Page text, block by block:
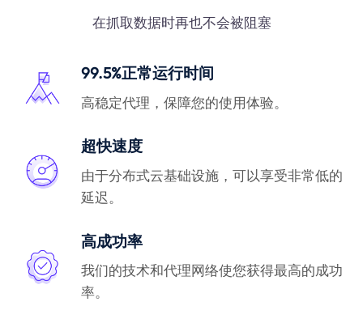
在抓取数据时再也不会被阻塞
99.5%正常运行时间
高稳定代理，保障您的使用体验。
超快速度
由于分布式云基础设施，可以享受非常低的
延迟。
高成功率
我们的技术和代理网络使您获得最高的成功
率。